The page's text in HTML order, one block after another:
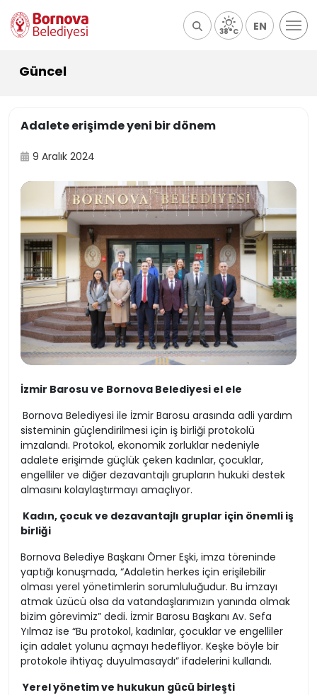
38°C EN
Güncel
Adalete erişimde yeni bir dönem
9 Aralık 2024
İzmir Barosu ve Bornova Belediyesi el ele
Bornova Belediyesi ile İzmir Barosu arasında adli yardım
sisteminin güçlendirilmesi için iş birliği protokolü
imzalandı. Protokol, ekonomik zorluklar nedeniyle
adalete erişimde güçlük çeken kadınlar, çocuklar,
engelliler ve diğer dezavantajlı grupların hukuki destek
almasını kolaylaştırmayı amaçlıyor.
Kadın, çocuk ve dezavantajlı gruplar için önemli iş
birliği
Bornova Belediye Başkanı Ömer Eşki, imza töreninde
yaptığı konuşmada, “Adaletin herkes için erişilebilir
olması yerel yönetimlerin sorumluluğudur. Bu imzayı
atmak üzücü olsa da vatandaşlarımızın yanında olmak
bizim görevimiz” dedi. İzmir Barosu Başkanı Av. Sefa
Yılmaz ise “Bu protokol, kadınlar, çocuklar ve engelliler
için adalet yolunu açmayı hedefliyor. Keşke böyle bir
protokole ihtiyaç duyulmasaydı” ifadelerini kullandı.
Yerel yönetim ve hukukun gücü birleşti